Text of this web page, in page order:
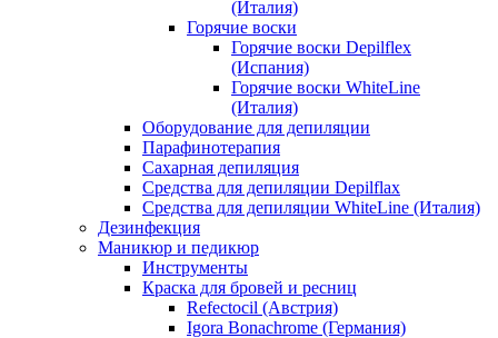
(Италия)
Горячие воски
Горячие воски Depilflex
(Испания)
Горячие воски WhiteLine
(Италия)
Оборудование для депиляции
Парафинотерапия
Сахарная депиляция
Средства для депиляции Depilflax
Средства для депиляции WhiteLine (Италия)
Дезинфекция
Маникюр и педикюр
Инструменты
Краска для бровей и ресниц
Refectocil (Австрия)
Igora Bonachrome (Германия)